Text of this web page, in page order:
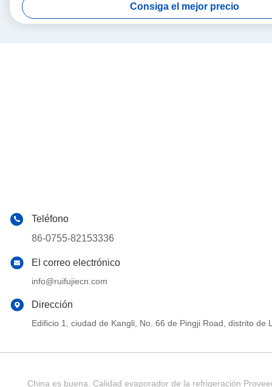
Consiga el mejor precio
Teléfono
86-0755-82153336
El correo electrónico
info@ruifujiecn.com
Dirección
Edificio 1, ciudad de Kangli, No. 66 de Pingji Road, distrito
China es buena. Calidad evaporador de la refrigeración